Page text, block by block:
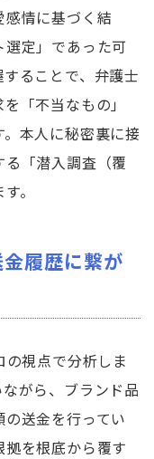
情に基づく結
定」であった可
ることで、弁護士
「不当なもの」
本人に秘密裏に接
「潜入調査（覆
。
履歴に繋が
視点で分析しま
がら、ブランド品
送金を行ってい
を根底から覆す